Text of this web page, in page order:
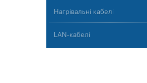
Нагрівальні кабелі
LAN-кабелі